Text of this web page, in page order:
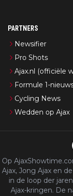
PARTNERS
Newsifier
Pro Shots
Ajax.nl (officiële
Formule 1-
Cycling News
Wedden op Ajax
Op
Ajax, Jong Ajax en
in de loop der
Ajax-kringen. De